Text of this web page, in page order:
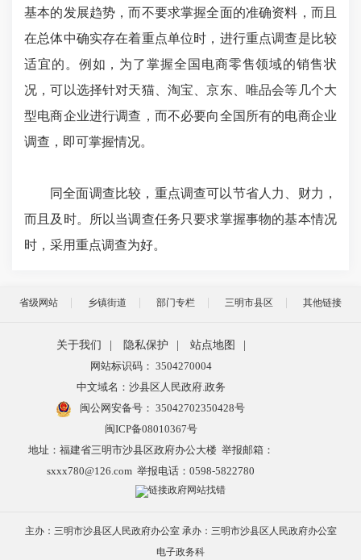
基本的发展趋势，而不要求掌握全面的准确资料，而且
在总体中确实存在着重点单位时，进行重点调查是比较
适宜的。例如，为了掌握全国电商零售领域的销售状
况，可以选择针对天猫、淘宝、京东、唯品会等几个大
型电商企业进行调查，而不必要向全国所有的电商企业
调查，即可掌握情况。
同全面调查比较，重点调查可以节省人力、财力，
而且及时。所以当调查任务只要求掌握事物的基本情况
时，采用重点调查为好。
省级网站 乡镇街道 部门专栏 三明市县区 其他链接
关于我们 隐私保护 站点地图
网站标识码： 3504270004
中文域名：沙县区人民政府.政务
闽公网安备号： 35042702350428号
闽ICP备08010367号
地址：福建省三明市沙县区政府办公大楼 举报邮箱：
sxxx780@126.com 举报电话：0598-5822780
主办：三明市沙县区人民政府办公室 承办：三明市沙县区人民政府办公室
电子政务科